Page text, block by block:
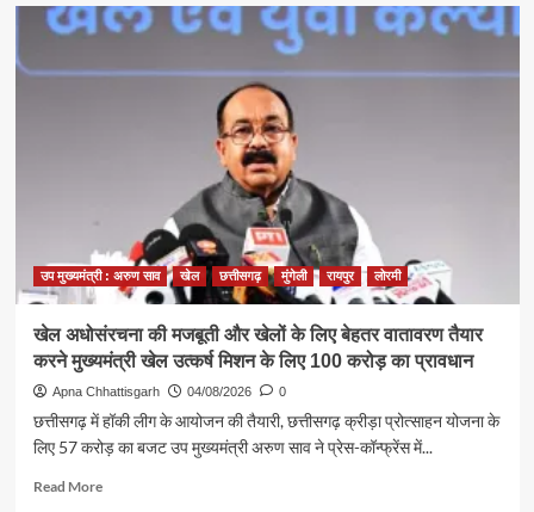
मंत्री
राजेश
ने
विकसित
भारत
निर्माण
में
सक्रिय
भागीदारी
का
किया
आह्वान
उप मुख्यमंत्री : अरुण साव खेल छत्तीसगढ़ मुंगेली रायपुर लोरमी
खेल अधोसंरचना की मजबूती और खेलों के लिए बेहतर वातावरण तैयार
करने मुख्यमंत्री खेल उत्कर्ष मिशन के लिए 100 करोड़ का प्रावधान
Apna Chhattisgarh 04/08/2026 0
छत्तीसगढ़ में हॉकी लीग के आयोजन की तैयारी, छत्तीसगढ़ क्रीड़ा प्रोत्साहन योजना के
लिए 57 करोड़ का बजट उप मुख्यमंत्री अरुण साव ने प्रेस-कॉन्फ्रेंस में...
Read MoreRead